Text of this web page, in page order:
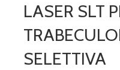
LASER SLT
SELETTIVA